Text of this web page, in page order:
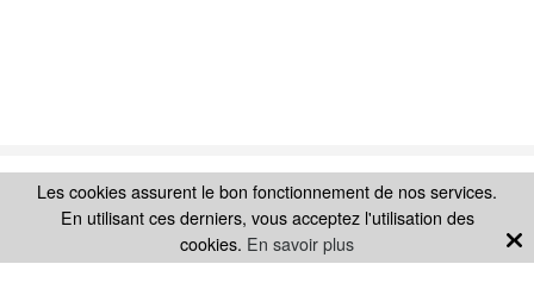
Ajouter au panier
SUIVEZ-NOUS SUR
Les cookies assurent le bon fonctionnement de nos services.
En utilisant ces derniers, vous acceptez l'utilisation des
cookies. En savoir plus